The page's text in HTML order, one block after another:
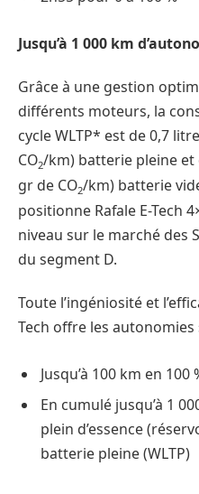
Jusqu’à 1 000 km
Grâce à une gestion
différents moteurs, la
cycle WLTP* est de 0,7
CO2/km) batterie pleine et
gr de CO2/km) batterie
positionne Rafale E-Tech
niveau sur le marché des
du segment D.
Toute l’ingéniosité et
Tech offre les autonomies
Jusqu’à 100 km en
En cumulé jusqu’à 1
plein d’essence
batterie pleine (WLTP)